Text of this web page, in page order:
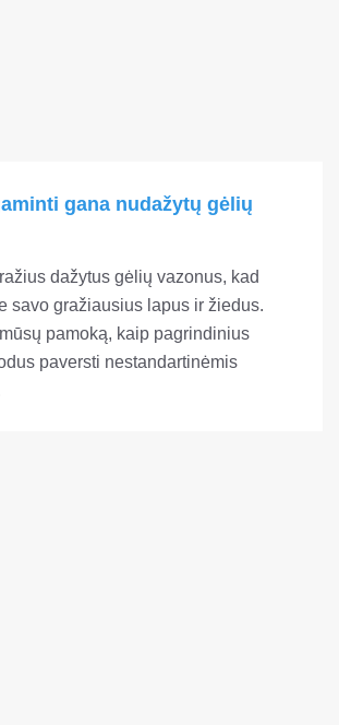
gana nudažytų gėlių
dažytus gėlių vazonus, kad
savo gražiausius lapus ir žiedus.
pamoką, kaip pagrindinius
paversti nestandartinėmis